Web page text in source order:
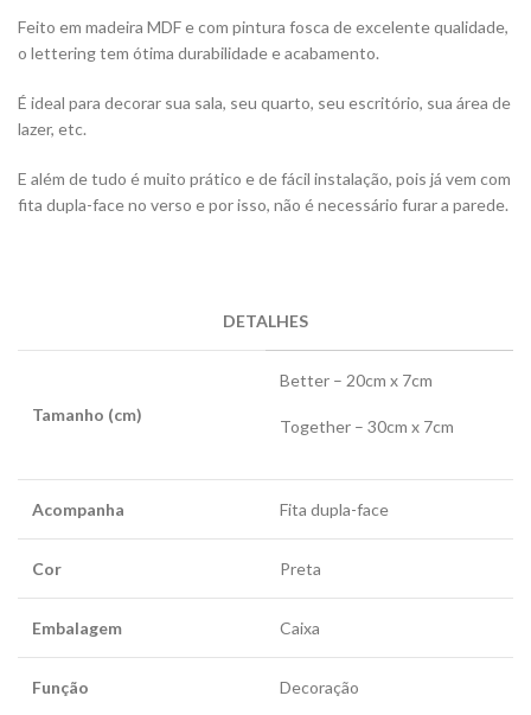
Feito em madeira MDF e com pintura fosca de excelente qualidade,
o lettering tem ótima durabilidade e acabamento.
É ideal para decorar sua sala, seu quarto, seu escritório, sua área de
lazer, etc.
E além de tudo é muito prático e de fácil instalação, pois já vem com
fita dupla-face no verso e por isso, não é necessário furar a parede.
DETALHES
Tamanho (cm)
Better – 20cm x 7cm
Together – 30cm x 7cm
Acompanha Fita dupla-face
Cor Preta
Embalagem Caixa
Função Decoração